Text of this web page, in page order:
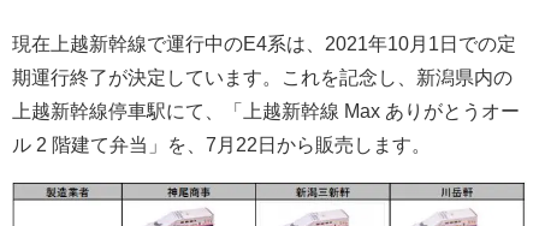
現在上越新幹線で運行中のE4系は、2021年10月1日での定
期運行終了が決定しています。これを記念し、新潟県内の
上越新幹線停車駅にて、「上越新幹線 Max ありがとうオー
ル 2 階建て弁当」を、7月22日から販売します。